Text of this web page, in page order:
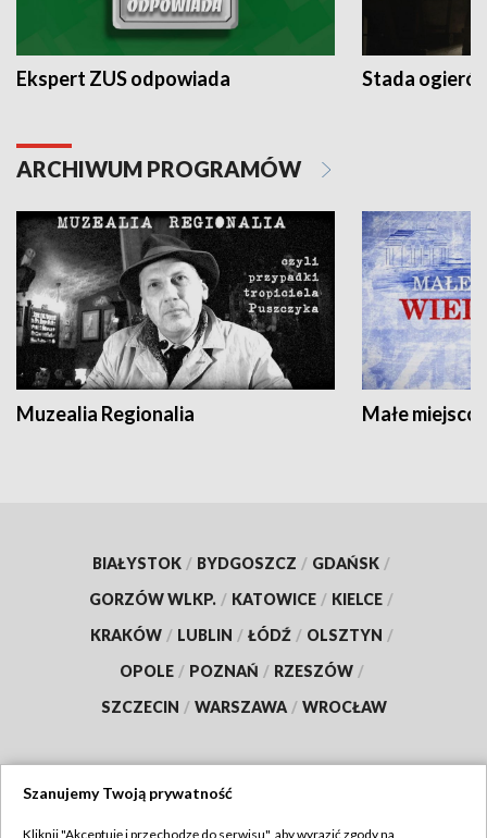
Ekspert ZUS odpowiada Stada
ARCHIWUM PROGRAMÓW
Muzealia Regionalia Małe
BIAŁYSTOK / BYDGOSZCZ / GDAŃSK /
GORZÓW WLKP. / KATOWICE / KIELCE /
KRAKÓW / LUBLIN / ŁÓDŹ / OLSZTYN /
OPOLE / POZNAŃ / RZESZÓW /
SZCZECIN / WARSZAWA / WROCŁAW
Szanujemy Twoją prywatność
Kliknij "Akceptuję i przechodzę do serwisu", aby wyrazić zgody na